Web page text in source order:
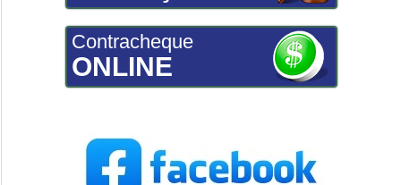
Contracheque
ONLINE